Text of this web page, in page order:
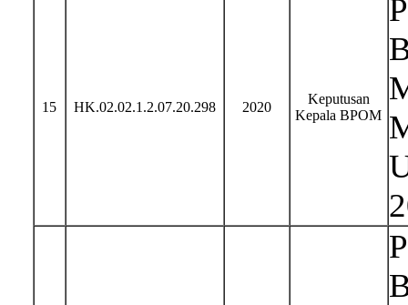
15 HK.02.02.1.2.07.20.298 2020
Keputusan
Kepala BPOM